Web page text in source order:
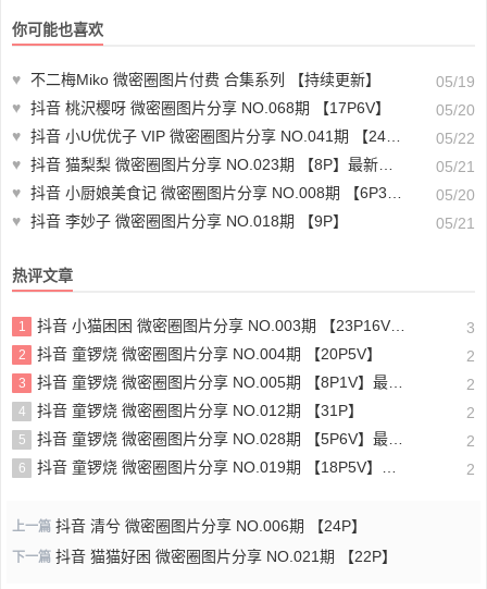
你可能也喜欢
♥ 不二梅Miko 微密圈图片付费 合集系列 【持续更新】
05/19
♥ 抖音 桃沢樱呀 微密圈图片分享 NO.068期 【17P6V】
05/20
♥ 抖音 小U优优子 VIP 微密圈图片分享 NO.041期 【24P1V】最新至：2024.1.24
05/22
♥ 抖音 猫梨梨 微密圈图片分享 NO.023期 【8P】最新至：2023.8.7
05/21
♥ 抖音 小厨娘美食记 微密圈图片分享 NO.008期 【6P3V】最新至：2023.5.22
05/20
♥ 抖音 李妙子 微密圈图片分享 NO.018期 【9P】 05/21
热评文章
1 抖音 小猫困困 微密圈图片分享 NO.003期 【23P16V】最新至：2025.1.23 3
2 抖音 童锣烧 微密圈图片分享 NO.004期 【20P5V】 2
3 抖音 童锣烧 微密圈图片分享 NO.005期 【8P1V】最新至：2023.6.11 2
4 抖音 童锣烧 微密圈图片分享 NO.012期 【31P】 2
5 抖音 童锣烧 微密圈图片分享 NO.028期 【5P6V】最新至：2025.4.9 2
6 抖音 童锣烧 微密圈图片分享 NO.019期 【18P5V】最新至：2024.11.27 2
上一篇 抖音 清兮 微密圈图片分享 NO.006期 【24P】
下一篇 抖音 猫猫好困 微密圈图片分享 NO.021期 【22P】